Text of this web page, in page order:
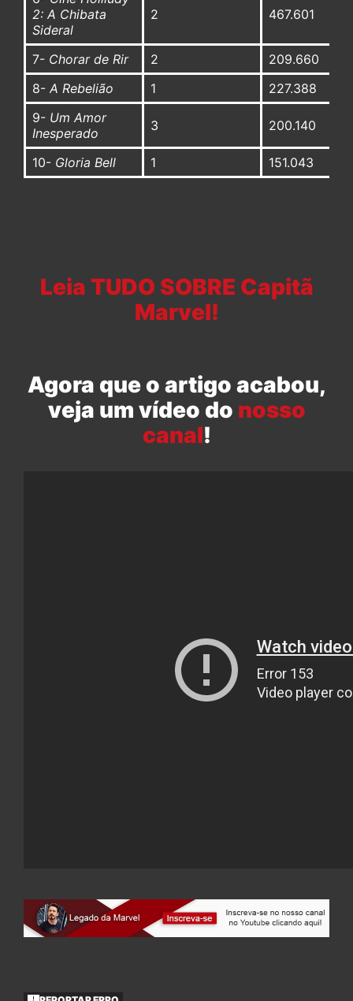
2: A Chibata
Sideral
2 467.601
7- Chorar de Rir 2
209.660
8- A Rebelião 1
227.388
9- Um Amor
Inesperado
3 200.140
10- Gloria Bell 1 151.043
Leia TUDO SOBRE Capitã
Marvel!
Agora que o artigo acabou,
veja um vídeo do nosso
canal!